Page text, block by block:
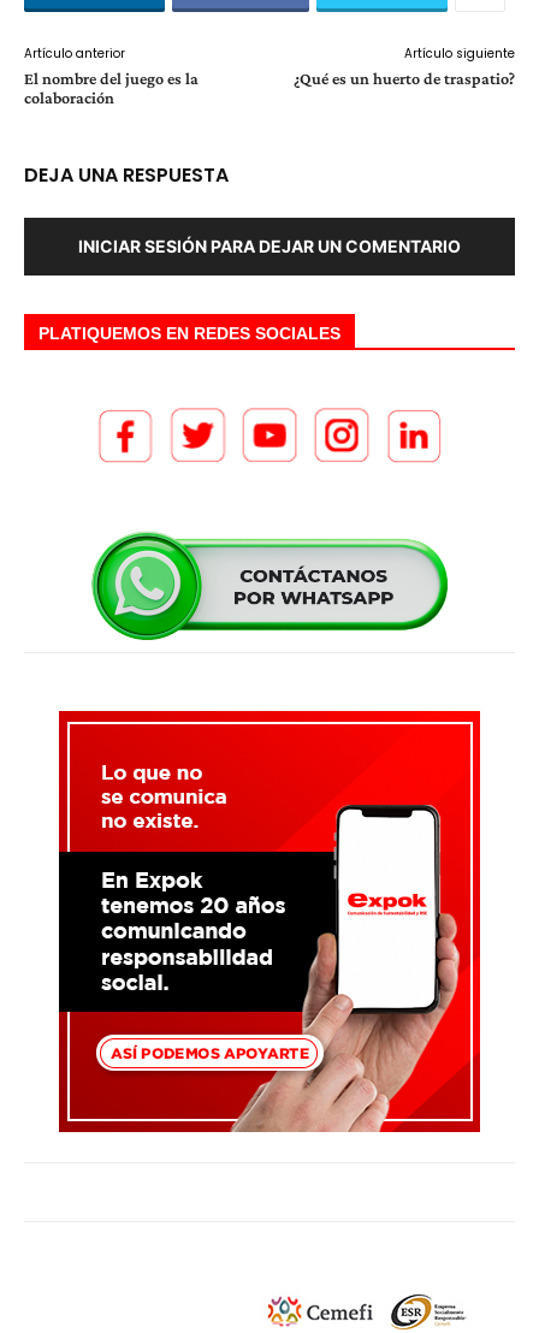
Artículo anterior
El nombre del juego es la
colaboración
Artículo siguiente
¿Qué es un huerto de traspatio?
DEJA UNA RESPUESTA
INICIAR SESIÓN PARA DEJAR UN COMENTARIO
PLATIQUEMOS EN REDES SOCIALES